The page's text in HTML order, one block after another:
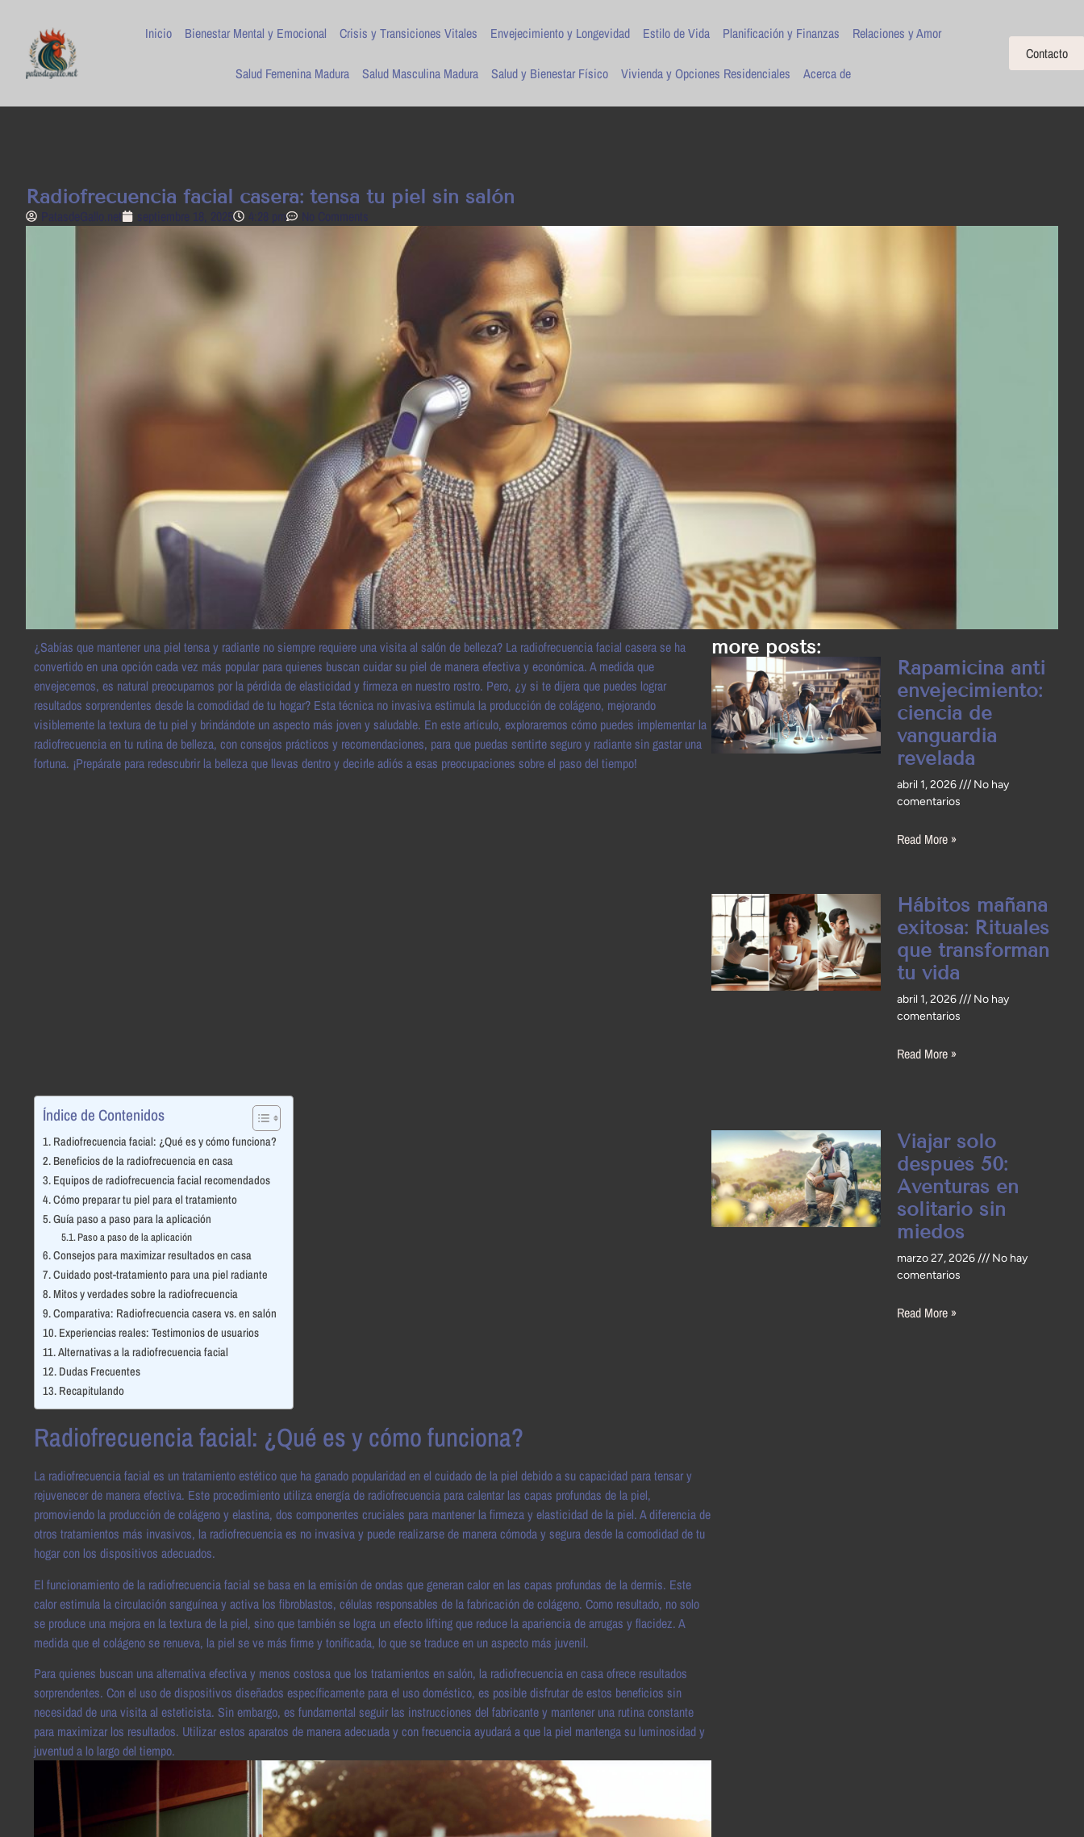
Inicio Bienestar Mental y Emocional Crisis y Transiciones Vitales Envejecimiento y Longevidad Estilo de Vida Planificación y Finanzas Relaciones y Amor
Salud Femenina Madura Salud Masculina Madura Salud y Bienestar Físico Vivienda y Opciones Residenciales Acerca de
Contacto
Radiofrecuencia facial casera: tensa tu piel sin salón
PatasdeGallo .net septiembre 18, 2025 4:28 pm No Comments
¿Sabías que mantener una piel tensa y radiante no siempre requiere una visita al salón de belleza? La radiofrecuencia facial casera se ha
convertido en una opción cada vez más popular para quienes buscan cuidar su piel de manera efectiva y económica. A medida que
envejecemos, es natural preocuparnos por la pérdida de elasticidad y firmeza en nuestro rostro. Pero, ¿y si te dijera que puedes lograr
resultados sorprendentes desde la comodidad de tu hogar? Esta técnica no invasiva estimula la producción de colágeno, mejorando
visiblemente la textura de tu piel y brindándote un aspecto más joven y saludable. En este artículo, exploraremos cómo puedes implementar la
radiofrecuencia en tu rutina de belleza, con consejos prácticos y recomendaciones, para que puedas sentirte seguro y radiante sin gastar una
fortuna. ¡Prepárate para redescubrir la belleza que llevas dentro y decirle adiós a esas preocupaciones sobre el paso del tiempo!
Índice de Contenidos
Radiofrecuencia facial: ¿Qué es y cómo funciona?
Beneficios de la radiofrecuencia en casa
Equipos de radiofrecuencia facial recomendados
Cómo preparar tu piel para el tratamiento
Guía paso a paso para la aplicación
Paso a paso de la aplicación
Consejos para maximizar resultados en casa
Cuidado post-tratamiento para una piel radiante
Mitos y verdades sobre la radiofrecuencia
Comparativa: Radiofrecuencia casera vs. en salón
Experiencias reales: Testimonios de usuarios
Alternativas a la radiofrecuencia facial
Dudas Frecuentes
Recapitulando
Radiofrecuencia facial: ¿Qué es y cómo funciona?
La radiofrecuencia facial es un tratamiento estético que ha ganado popularidad en el cuidado de la piel debido a su capacidad para tensar y
rejuvenecer de manera efectiva. Este procedimiento utiliza energía de radiofrecuencia para calentar las capas profundas de la piel,
promoviendo la producción de colágeno y elastina, dos componentes cruciales para mantener la firmeza y elasticidad de la piel. A diferencia de
otros tratamientos más invasivos, la radiofrecuencia es no invasiva y puede realizarse de manera cómoda y segura desde la comodidad de tu
hogar con los dispositivos adecuados.
El funcionamiento de la radiofrecuencia facial se basa en la emisión de ondas que generan calor en las capas profundas de la dermis. Este
calor estimula la circulación sanguínea y activa los fibroblastos, células responsables de la fabricación de colágeno. Como resultado, no solo
se produce una mejora en la textura de la piel, sino que también se logra un efecto lifting que reduce la apariencia de arrugas y flacidez. A
medida que el colágeno se renueva, la piel se ve más firme y tonificada, lo que se traduce en un aspecto más juvenil.
Para quienes buscan una alternativa efectiva y menos costosa que los tratamientos en salón, la radiofrecuencia en casa ofrece resultados
sorprendentes. Con el uso de dispositivos diseñados específicamente para el uso doméstico, es posible disfrutar de estos beneficios sin
necesidad de una visita al esteticista. Sin embargo, es fundamental seguir las instrucciones del fabricante y mantener una rutina constante
para maximizar los resultados. Utilizar estos aparatos de manera adecuada y con frecuencia ayudará a que la piel mantenga su luminosidad y
juventud a lo largo del tiempo.
more posts:
Rapamicina anti
envejecimiento:
ciencia de
vanguardia
revelada
abril 1, 2026
No hay
comentarios
Read More »
Hábitos mañana
exitosa: Rituales
que transforman
tu vida
abril 1, 2026
No hay
comentarios
Read More »
Viajar solo
después 50:
Aventuras en
solitario sin
miedos
marzo 27, 2026
No hay
comentarios
Read More »